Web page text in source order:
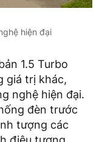
hiện đại
1.5 Turbo
giá trị khác,
nghệ hiện đại.
đèn trước
tượng các